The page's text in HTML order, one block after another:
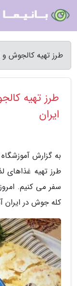
طرز تهیه کالجوش و
طرز تهیه
ایران
به گزارش
طرز تهیه غذاهای
سفر می کنیم.
کله جوش در ایران